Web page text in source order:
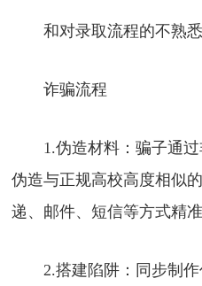
和对录取流程的不熟悉
诈骗流程
1.伪造材料：骗子通过
伪造与正规高校高度相似
递、邮件、短信等方式精
2.搭建陷阱：同步制作